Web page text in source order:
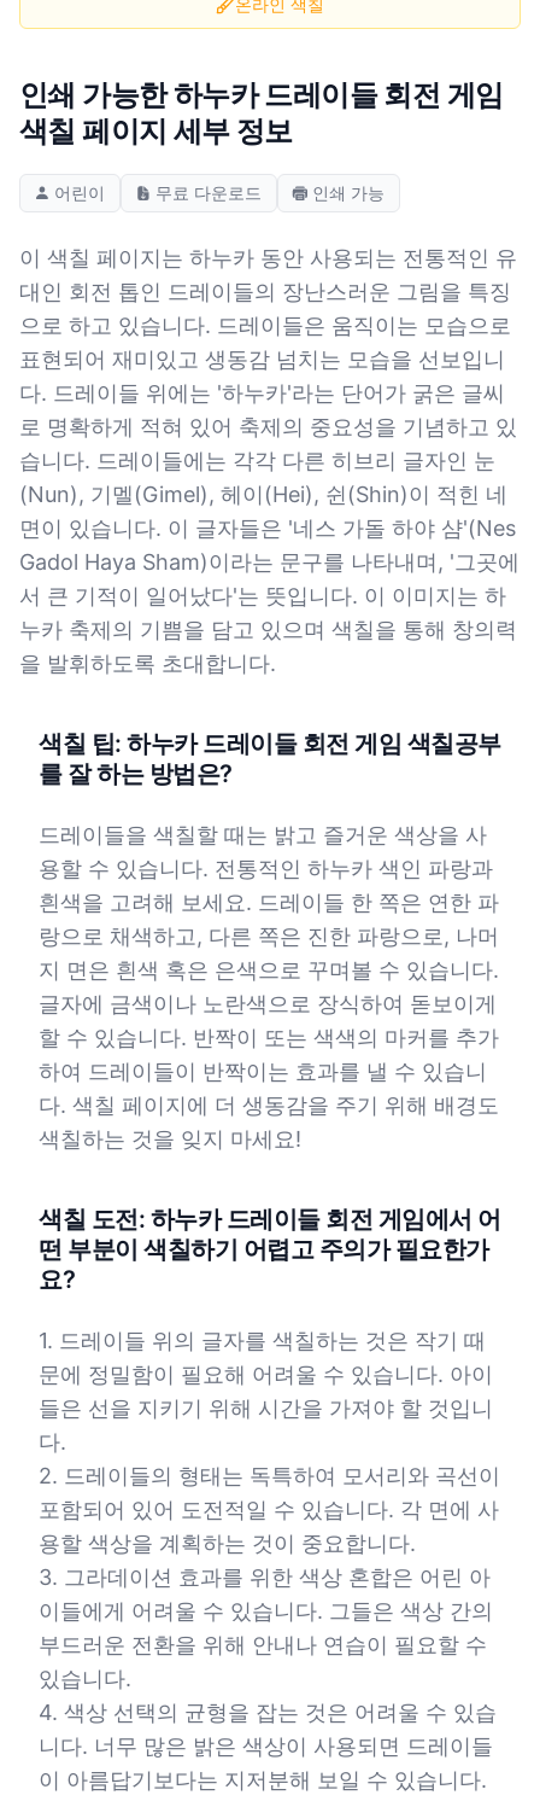
온라인 색칠
인쇄 가능한 하누카 드레이들 회전 게임
색칠 페이지 세부 정보
어린이 무료 다운로드 인쇄 가능
이 색칠 페이지는 하누카 동안 사용되는 전통적인 유
대인 회전 톱인 드레이들의 장난스러운 그림을 특징
으로 하고 있습니다. 드레이들은 움직이는 모습으로
표현되어 재미있고 생동감 넘치는 모습을 선보입니
다. 드레이들 위에는 '하누카'라는 단어가 굵은 글씨
로 명확하게 적혀 있어 축제의 중요성을 기념하고 있
습니다. 드레이들에는 각각 다른 히브리 글자인 눈
(Nun), 기멜(Gimel), 헤이(Hei), 쉰(Shin)이 적힌 네
면이 있습니다. 이 글자들은 '네스 가돌 하야 샴'(Nes
Gadol Haya Sham)이라는 문구를 나타내며, '그곳에
서 큰 기적이 일어났다'는 뜻입니다. 이 이미지는 하
누카 축제의 기쁨을 담고 있으며 색칠을 통해 창의력
을 발휘하도록 초대합니다.
색칠 팁: 하누카 드레이들 회전 게임 색칠공부
를 잘 하는 방법은?
드레이들을 색칠할 때는 밝고 즐거운 색상을 사
용할 수 있습니다. 전통적인 하누카 색인 파랑과
흰색을 고려해 보세요. 드레이들 한 쪽은 연한 파
랑으로 채색하고, 다른 쪽은 진한 파랑으로, 나머
지 면은 흰색 혹은 은색으로 꾸며볼 수 있습니다.
글자에 금색이나 노란색으로 장식하여 돋보이게
할 수 있습니다. 반짝이 또는 색색의 마커를 추가
하여 드레이들이 반짝이는 효과를 낼 수 있습니
다. 색칠 페이지에 더 생동감을 주기 위해 배경도
색칠하는 것을 잊지 마세요!
색칠 도전: 하누카 드레이들 회전 게임에서 어
떤 부분이 색칠하기 어렵고 주의가 필요한가
요?
1. 드레이들 위의 글자를 색칠하는 것은 작기 때
문에 정밀함이 필요해 어려울 수 있습니다. 아이
들은 선을 지키기 위해 시간을 가져야 할 것입니
다.
2. 드레이들의 형태는 독특하여 모서리와 곡선이
포함되어 있어 도전적일 수 있습니다. 각 면에 사
용할 색상을 계획하는 것이 중요합니다.
3. 그라데이션 효과를 위한 색상 혼합은 어린 아
이들에게 어려울 수 있습니다. 그들은 색상 간의
부드러운 전환을 위해 안내나 연습이 필요할 수
있습니다.
4. 색상 선택의 균형을 잡는 것은 어려울 수 있습
니다. 너무 많은 밝은 색상이 사용되면 드레이들
이 아름답기보다는 지저분해 보일 수 있습니다.